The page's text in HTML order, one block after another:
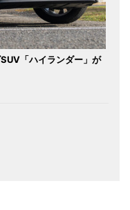
「ハイランダー」が